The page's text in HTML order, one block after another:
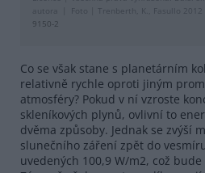
autora
Foto | Trenberth, K., Fasullo 2012 /
9150-2
Co se však stane s planetárním
relativně rychle oproti jiným
atmosféry? Pokud v ní vzroste
skleníkových plynů, ovlivní to
dvěma způsoby. Jednak se zvýší
slunečního záření zpět do
uvedených 100,9 W/m2, což